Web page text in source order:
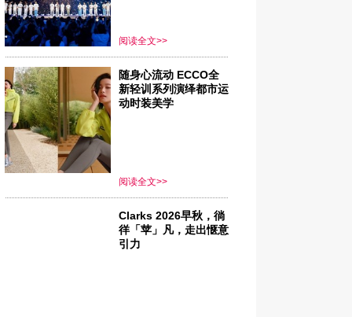
阅读全文>>
随身心流动 ECCO全
新轻训系列演绎都市运
动时装美学
阅读全文>>
Clarks 2026早秋，徜
徉「苹」凡，走出惬意
引力